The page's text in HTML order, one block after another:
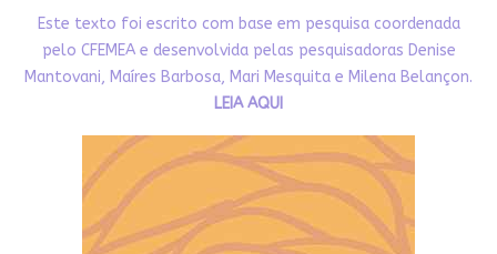
Este texto foi escrito com base em pesquisa coordenada
pelo CFEMEA e desenvolvida pelas pesquisadoras Denise
Mantovani, Maíres Barbosa, Mari Mesquita e Milena Belançon.
LEIA AQUI